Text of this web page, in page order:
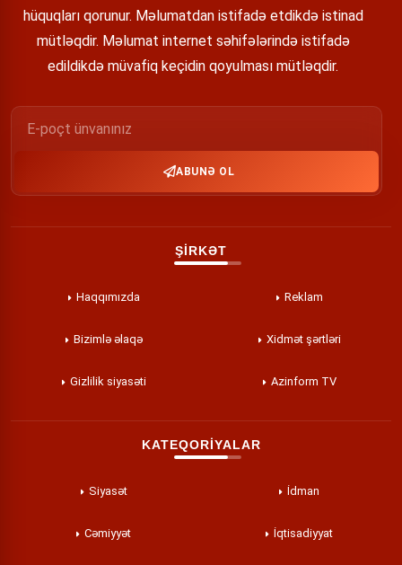
hüquqları qorunur. Məlumatdan istifadə etdikdə istinad
mütləqdir. Məlumat internet səhifələrində istifadə
edildikdə müvafiq keçidin qoyulması mütləqdir.
ABUNƏ OL
ŞİRKƏT
Haqqımızda Reklam
Bizimlə əlaqə Xidmət şərtləri
Gizlilik siyasəti Azinform TV
KATEQORİYALAR
Siyasət İdman
Cəmiyyət İqtisadiyyat